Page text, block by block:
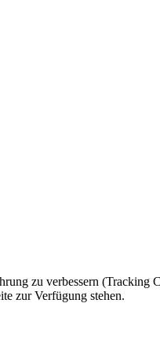
zu verbessern (Tracking
zur Verfügung stehen.